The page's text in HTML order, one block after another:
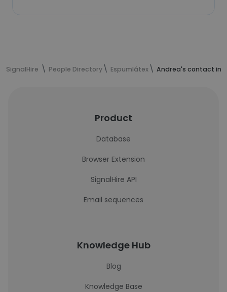
SignalHire People Directory Espumlátex Andrea's contact
Product
Database
Browser Extension
SignalHire API
Email sequences
Knowledge Hub
Blog
Knowledge Base